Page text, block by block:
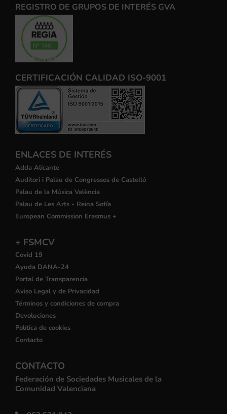
REGISTRO DE GRUPOS DE INTERÉS GVA
CERTIFICACIÓN CALIDAD ISO-9001
ENLACES DE INTERÉS
Adda Alicante
Auditori i Palau de Congressos de Castelló
Palau de la Música València
Palau de Les Arts - Reina Sofía
European Commission Erasmus +
+ FSMCV
Covid 19
Ayuda DANA-24
Portal de Transparencia
Aviso Legal y de Privacidad
Términos y condiciones de compra
Devoluciones
Política de cookies
Contacto
CONTACTO
Federación de Sociedades Musicales de la
Comunidad Valenciana